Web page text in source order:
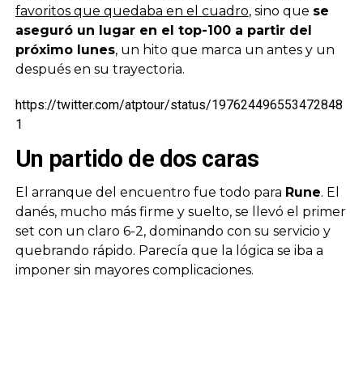
favoritos que quedaba en el cuadro, sino que se
aseguró un lugar en el top-100 a partir del
próximo lunes, un hito que marca un antes y un
después en su trayectoria.
https://twitter.com/atptour/status/197624496553472848
1
Un partido de dos caras
El arranque del encuentro fue todo para Rune. El
danés, mucho más firme y suelto, se llevó el primer
set con un claro 6-2, dominando con su servicio y
quebrando rápido. Parecía que la lógica se iba a
imponer sin mayores complicaciones.